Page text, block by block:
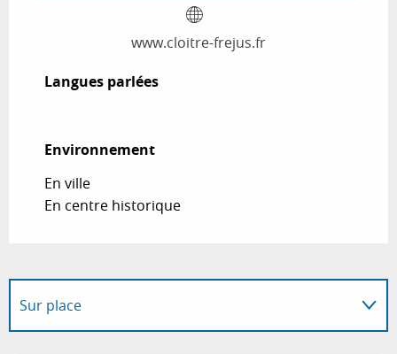
www.cloitre-frejus.fr
Langues parlées
Langues parlées
Environnement
Environnement
En ville
En centre historique
Sur place